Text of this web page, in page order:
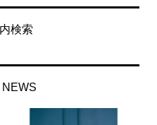
検索
NEWS